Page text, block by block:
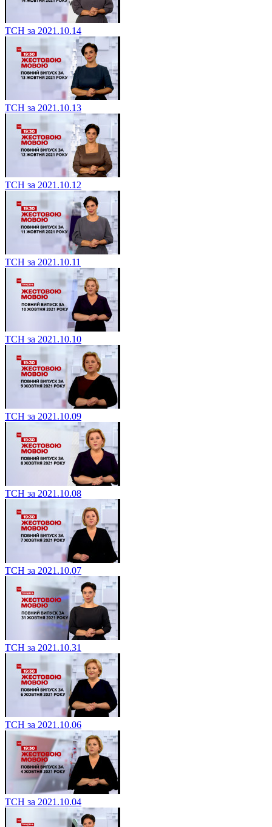
ТСН за 2021.10.14
ТСН за 2021.10.13
ТСН за 2021.10.12
ТСН за 2021.10.11
ТСН за 2021.10.10
ТСН за 2021.10.09
ТСН за 2021.10.08
ТСН за 2021.10.07
ТСН за 2021.10.31
ТСН за 2021.10.06
ТСН за 2021.10.04